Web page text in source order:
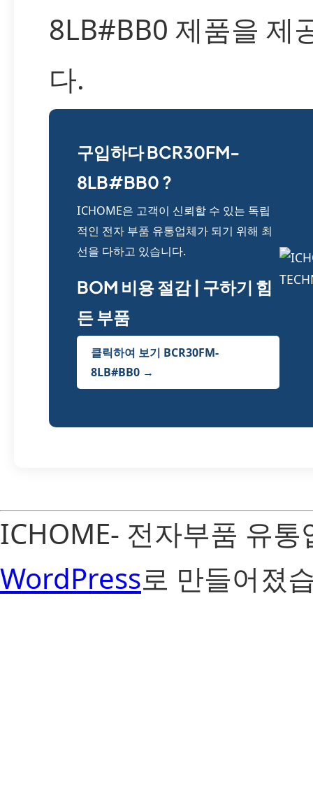
8LB#BB0 제품을 제
다.
구입하다 BCR30FM-
8LB#BB0 ?
ICHOME은 고객이 신뢰할 수 있는 독립
적인 전자 부품 유통업체가 되기 위해 최
선을 다하고 있습니다.
BOM 비용 절감 | 구하기 힘
든 부품
클릭하여 보기 BCR30FM-
8LB#BB0 →
ICHOME- 전자부품 유
WordPress로 만들어졌